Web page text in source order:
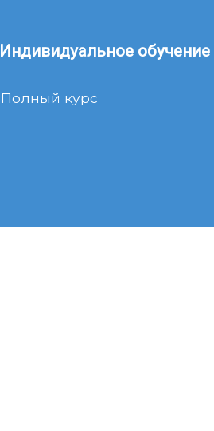
Индивидуальное обучение
Полный курс